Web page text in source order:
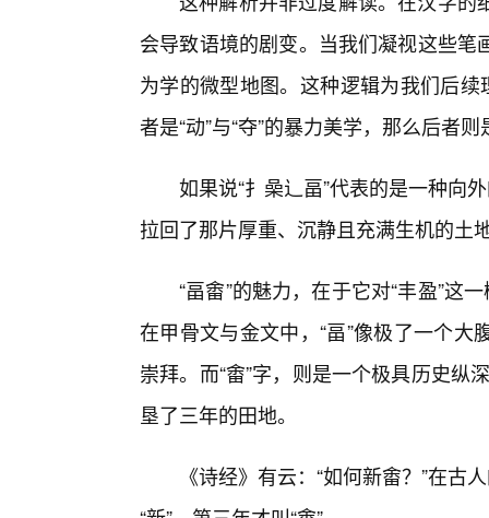
会导致语境的剧变。当我们凝视这些
为学的微型地图。这种逻辑为我们后
者是“动”与“夺”的暴力美学，那么后者则
如果说“扌喿辶畐”代表的是一种向
拉回了那片厚重、沉静且充满生机的土
“畐畬”的魅力，在于它对“丰盈”这
在甲骨文与金文中，“畐”像极了一个
崇拜。而“畬”字，则是一个极具历史纵
垦了三年的田地。
《诗经》有云：“如何新畬？”在古